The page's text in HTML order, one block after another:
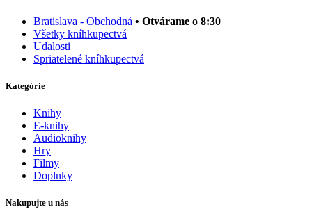
Bratislava - Obchodná • Otvárame o 8:30
Všetky kníhkupectvá
Udalosti
Spriatelené kníhkupectvá
Kategórie
Knihy
E-knihy
Audioknihy
Hry
Filmy
Doplnky
Nakupujte u nás